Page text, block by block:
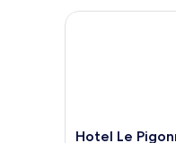
Hotel
Hotel Le
Hotel Le Pigonnet